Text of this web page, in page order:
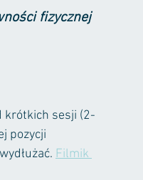
fizycznej
krótkich sesji (2-
pozycji
Filmik